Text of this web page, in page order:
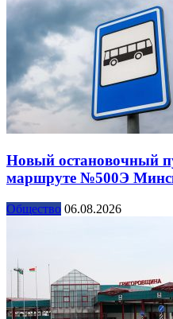
Новый остановочный
маршруте №500Э Минск
Общество 06.08.2026